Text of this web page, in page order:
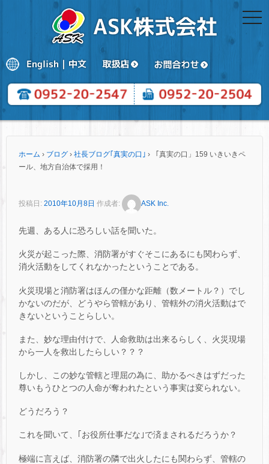
ホーム › ブログ › 社長ブログ｢真実の口｣ ›
「真実の口」159 いきいきペ
ール、地方自治体で採用！
投稿日: 2010年10月8日 作成者: ASK Inc.
先週、ある人に恐ろしい話を聞いた。
火災が起こった際、消防署がすぐそこにあるにも関わらず、
消火活動をしてくれなかったということである。
火災現場と消防署はほんの僅かな距離（数メートル？）でし
かないのだが、どうやら管轄があり、管轄外の消火活動はで
きないということらしい。
また、妙な理由付けで、人命救助は出来るらしく、火災現場
から一人を救出したらしい？？？
しかし、この妙な管轄と理屈の為に、助かるべきはずだった
尊いもうひとつの人命が奪われたという事実は変られない。
どうだろう？
これを聞いて、｢お役所仕事だな｣で済まされるだろうか？
極端に言えば、消防署の隣で出火したにも関わらず、管轄の